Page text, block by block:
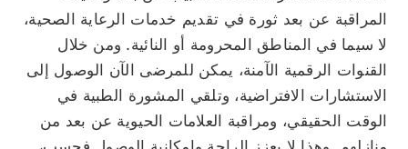
المراقبة عن بعد ثورة في تقديم خدمات الرعاية الصحية،
لا سيما في المناطق المحرومة أو النائية. ومن خلال
القنوات الرقمية الآمنة، يمكن للمرضى الآن الوصول إلى
الاستشارات الافتراضية، وتلقي المشورة الطبية في
الوقت الحقيقي، ومراقبة العلامات الحيوية عن بعد من